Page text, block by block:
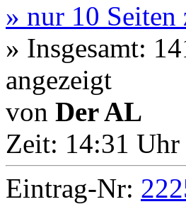
» nur 10 Seiten
» Insgesamt:
angezeigt
von Der AL
Zeit: 14:31
Eintrag-Nr: